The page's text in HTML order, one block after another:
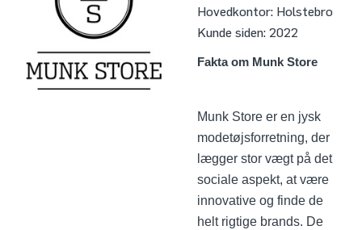
Hovedkontor: Holstebro
Kunde siden: 2022
Fakta om Munk Store
Munk Store er en jysk
modetøjsforretning, der
lægger stor vægt på det
sociale aspekt, at være
innovative og finde de
helt rigtige brands. De